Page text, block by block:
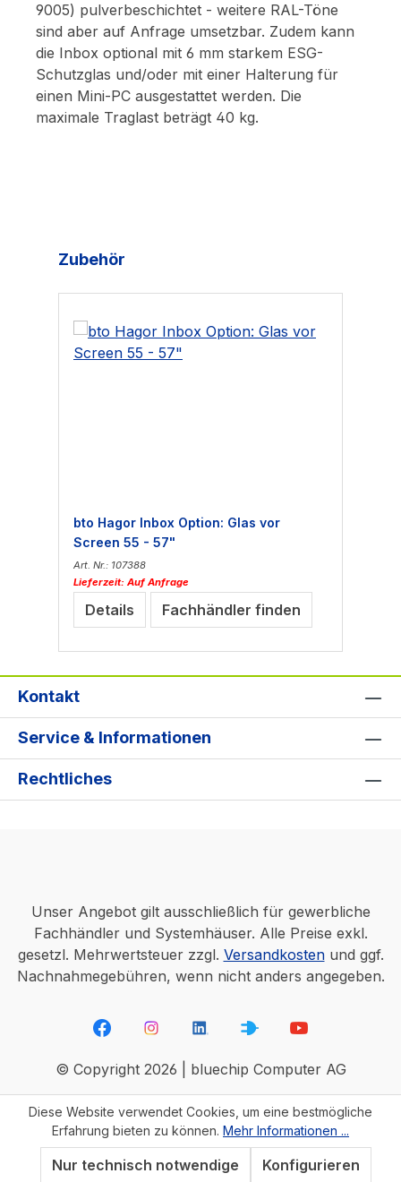
9005) pulverbeschichtet - weitere RAL-Töne
sind aber auf Anfrage umsetzbar. Zudem kann
die Inbox optional mit 6 mm starkem ESG-
Schutzglas und/oder mit einer Halterung für
einen Mini-PC ausgestattet werden. Die
maximale Traglast beträgt 40 kg.
Produktgalerie überspringen
Zubehör
bto Hagor Inbox Option: Glas vor
Screen 55 - 57"
Art. Nr.: 107388
Lieferzeit: Auf Anfrage
Details Fachhändler finden
Kontakt
Service & Informationen
Rechtliches
Unser Angebot gilt ausschließlich für gewerbliche
Fachhändler und Systemhäuser. Alle Preise exkl.
gesetzl. Mehrwertsteuer zzgl. Versandkostenund ggf.
Nachnahmegebühren, wenn nicht anders angegeben.
© Copyright 2026 | bluechip Computer AG
Diese Website verwendet Cookies, um eine bestmögliche
Erfahrung bieten zu können. Mehr Informationen ...
Nur technisch notwendige Konfigurieren